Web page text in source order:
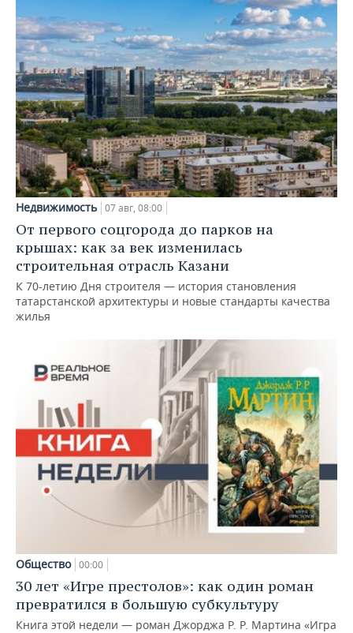
Недвижимость 07 авг, 08:00
От первого соцгорода до парков на
крышах: как за век изменилась
строительная отрасль Казани
К 70-летию Дня строителя — история становления
татарстанской архитектуры и новые стандарты качества
жилья
Общество 00:00
30 лет «Игре престолов»: как один роман
превратился в большую субкультуру
Книга этой недели — роман Джорджа Р. Р. Мартина «Игра